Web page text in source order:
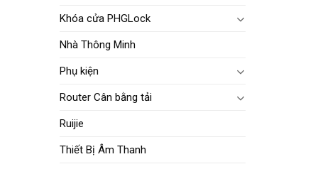
Khóa cửa PHGLock
Nhà Thông Minh
Phụ kiện
Router Cân bằng tải
Ruijie
Thiết Bị Âm Thanh